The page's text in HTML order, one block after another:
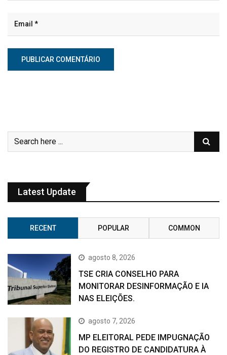
Latest Update
RECENT POPULAR COMMON
agosto 8, 2026
TSE CRIA CONSELHO PARA
MONITORAR DESINFORMAÇÃO E IA
NAS ELEIÇÕES.
agosto 7, 2026
MP ELEITORAL PEDE IMPUGNAÇÃO
DO REGISTRO DE CANDIDATURA À